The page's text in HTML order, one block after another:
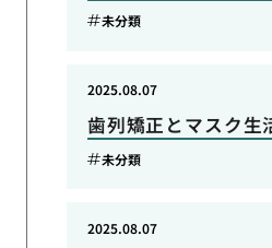
未分類
歯列矯正とマスク生
2025.08.07
未分類
2025.08.07